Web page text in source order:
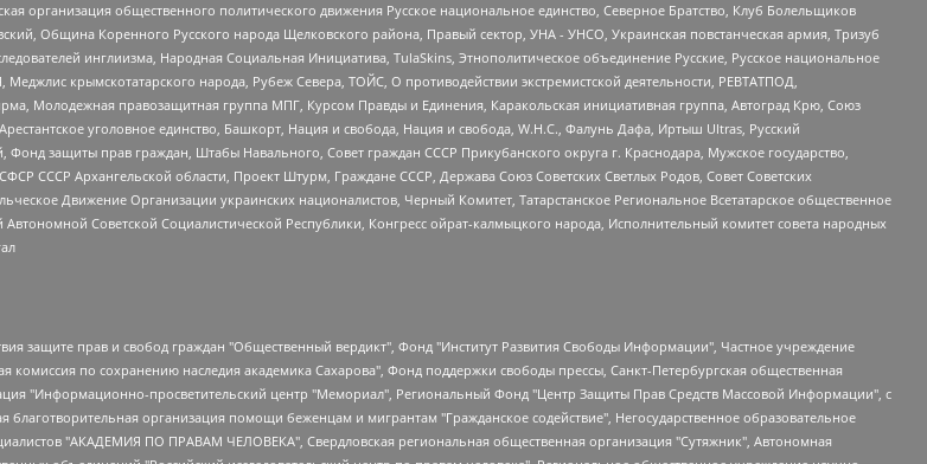
организация общественного политического движения Русское национальное единство, Северное Братство, Клуб Болельщиков
Община Коренного Русского народа Щелковского района, Правый сектор, УНА - УНСО, Украинская повстанческая армия, Тризуб
инглиизма, Народная Социальная Инициатива, TulaSkins, Этнополитическое объединение Русские, Русское национальное
крымскотатарского народа, Рубеж Севера, ТОЙС, О противодействии экстремистской деятельности, РЕВТАТПОД,
Молодежная правозащитная группа МПГ, Курсом Правды и Единения, Каракольская инициативная группа, Автоград Крю, Союз
уголовное единство, Башкорт, Нация и свобода, Нация и свобода, W.H.С., Фалунь Дафа, Иртыш Ultras, Русский
защиты прав граждан, Штабы Навального, Совет граждан СССР Прикубанского округа г. Краснодара, Мужское государство,
СССР Архангельской области, Проект Штурм, Граждане СССР, Держава Союз Советских Светлых Родов, Совет Советских
Движение Организации украинских националистов, Черный Комитет, Татарстанское Региональное Всетатарское общественное
Советской Социалистической Республики, Конгресс ойрат-калмыцкого народа, Исполнительный комитет совета народных
(регистрационный номер 50008295751, дата регистрации 24.02.2020), Великовский Дмитрий Александрович, Долинина Ирина Николаевна, Мароховская Алеся Алексеевна, Шлейнов Роман Юрьевич, Шмагун Олеся Валентиновна, Общество с ограниченной ответственностью "Альтаир 2021", Общество с ограниченной ответственностью "Вега 2021", Общество с ограниченной ответственностью "Главный редактор 2021", Общество с ограниченной ответственностью "Ромашки монолит", Важенков Артем Валерьевич, Ивановская областная общественная организация "Центр гендерных исследований", Гурман Юрий Альбертович, Медиапроект "ОВД-Инфо", Егоров Владимир Владимирович, Жилинский Владимир Александрович, Общество с ограниченной ответственностью "ЗП", Иванова София Юрьевна, Карезина Инна Павловна, Кильтау Екатерина Викторовна, Петров Алексей Викторович, Пискунов Сергей Евгеньевич, Смирнов Сергей Сергеевич, Тихонов Михаил Сергеевич, Общество с ограниченной ответственностью "ЖУРНАЛИСТ-ИНОСТРАННЫЙ АГЕНТ", Арапова Галина Юрьевна, Вольтская Татьяна Анатольевна, Американская компания "Mason G.E.S. Anonymous Foundation" (США), являющаяся владельцем интернет-издания https://mnews.world/, Компания "Stichting Bellingcat", зарегистрированная в Нидерландах (дата регистрации 11.07.2018), Захаров Андрей Вячеславович, Клепиковская Екатерина Дмитриевна, Общество с ограниченной ответственностью "МЕМО", Перл Роман Александрович, Симонов Евгений Алексеевич, Соловьева Елена Анатольевна, Сотников Даниил Владимирович, Сурначева Елизавета Дмитриевна, Автономная некоммерческая организация по защите прав человека и информированию населения "Якутия – Наше Мнение", Общество с ограниченной ответственностью "Москоу диджитал медиа", с 26.01.2023 Общество с ограниченной ответственностью "Чайка Белые сады", Ветошкина Валерия Валерьевна, Заговора Максим Александрович, Межрегиональное общественное движение "Российская ЛГБТ - сеть", Оленичев Максим Владимирович, Павлов Иван Юрьевич, Скворцова Елена Сергеевна, Общество с ограниченной ответственностью "Как бы инагент", Кочетков Игорь Викторович, Общество с ограниченной ответственностью "Честные выборы", Еланчик Олег Александрович, Общество с ограниченной ответственностью "Нобелевский призыв", Гималова Регина Эмилевна, Григорьев Андрей Валерьевич, Григорьева Алина Александровна, Ассоциация по содействию защите прав призывников, альтернативнослужащих и военнослужащих "Правозащитная группа "Гражданин.Армия.Право", Хисамова Регина Фаритовна, Автономная некоммерческая организация по реализации социально-правовых программ "Лилит", Дальневосточное общественное движение "Маяк", Санкт-Петербургская ЛГБТ-инициативная группа "Выход", Инициативная группа ЛГБТ+ "Реверс", Алексеев Андрей Викторович, Бекбулатова Таисия Львовна, Беляев Иван Михайлович, Владыкина Елена Сергеевна, Гельман Марат Александрович, Никульшина Вероника Юрьевна, Толоконникова Надежда Андреевна, Шендерович Виктор Анатольевич, Общество с ограниченной ответственностью "Данное сообщение", Общество с ограниченной ответственностью Издательский дом "Новая глава", Айнбиндер Александра Александровна, Московский комьюнити-центр для ЛГБТ+инициатив, Благотворительный фонд развития филантропии, Deutsche Welle (Германия, Kurt-Schumacher-Strasse 3, 53113 Bonn), Борзунова Мария Михайловна, Воробьев Виктор Викторович, Голубева Анна Львовна, Константинова Алла Михайловна, Малкова Ирина Владимировна, Мурадов Мурад Абдулгалимович, Осетинская Елизавета Николаевна, Понасенков Евгений Николаевич, Ганапольский Матвей Юрьевич, Киселев Евгений Алексеевич, Борухович Ирина Григорьевна, Дремин Иван Тимофеевич, Дубровский Дмитрий Викторович, Красноярская региональная общественная организация поддержки и развития альтернативных образовательных технологий и межкультурных коммуникаций "ИНТЕРРА", Маяковская Екатерина Алексеевна, Фейгин Марк Захарович, Филимонов Андрей Викторович, Дзугкоева Регина Николаевна, Доброхотов Роман Александрович, Дудь Юрий Александрович, Елкин Сергей Владимирович, Кругликов Кирилл Игоревич, Сабунаева Мария Леонидовна, Семенов Алексей Владимирович, Шаинян Карен Багратович, Шульман Екатерина Михайловна, Асафьев Артур Валерьевич, Вахштайн Виктор Семенович, Венедиктов Алексей Алексеевич, Лушникова Екатерина Евгеньевна, Волков Леонид Михайлович, Невзоров Александр Глебович, Пархоменко Сергей Борисович, Сироткин Ярослав Николаевич, Кара-Мурза Владимир Владимирович, Баранова Наталья Владимировна, Гозман Леонид Яковлевич, Кагарлицкий Борис Юльевич, Климарев Михаил Валерьевич, Милов Владимир Станиславович, Автономная некоммерческая организация Краснодарский центр современного искусства "Типография", Моргенштерн Алишер Тагирович, Соболь Любовь Эдуардовна, Общество с ограниченной ответственностью "ЛИЗА НОРМ", Каспаров Гарри Кимович, Ходорковский Михаил Борисович, Общество с ограниченной ответственностью "Апрельские тезисы", Данилович Ирина Брониславовна, Кашин Олег Владимирович, Петров Николай Владимирович, Пивоваров Алексей Владимирович, Соколов Михаил Владимирович, Цветкова Юлия Владимировна, Чичваркин Евгений Александрович, Комитет против пыток/Команда против пыток, Общество с ограниченной ответственностью "Первый научный", Общество с ограниченной ответственностью "Вертолет и ко", Белоцерковская Вероника Борисовна, Кац Максим Евгеньевич, Лазарева Татьяна Юрьевна, Шаведдинов Руслан Табризович, Яшин Илья Валерьевич, Общество с ограниченной ответственностью "Иноагент ААВ", Алешковский Дмитрий Петрович, Альбац Евгения Марковна, Быков Дмитрий Львович, Галямина Юлия Евгеньевна, Лойко Сергей Леонидович, Мартынов Кирилл Константинович, Медведев Сергей Александрович, Крашенинников Федор Геннадиевич, Гордеева Катерина Вл